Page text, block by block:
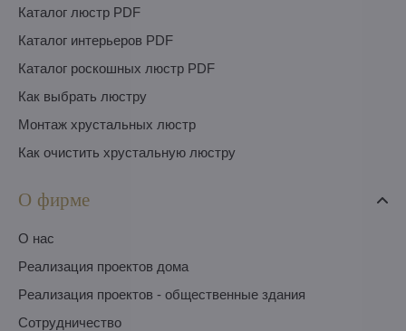
Каталог люстр PDF
Каталог интерьеров PDF
Каталог роскошных люстр PDF
Как выбрать люстру
Монтаж хрустальных люстр
Как очистить хрустальную люстру
О фирме
O нас
Pеализация проектов дома
Pеализация проектов - общественные здания
Сотрудничество